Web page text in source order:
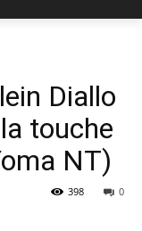
Diallo
touche
NT)
0
398